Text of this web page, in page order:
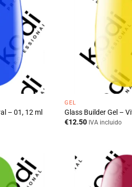
– 01, 12 ml
GEL
Glass Builder Gel –
€12.50 IVA incluido